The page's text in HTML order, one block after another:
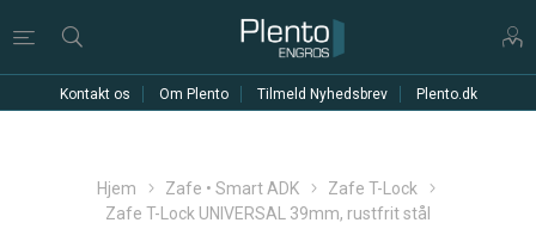
Kontakt os Om Plento Tilmeld Nyhedsbrev Plento.dk
Hjem Zafe • Smart ADK
Zafe T-Lock
Zafe T-Lock UNIVERSAL 39mm, rustfrit stål